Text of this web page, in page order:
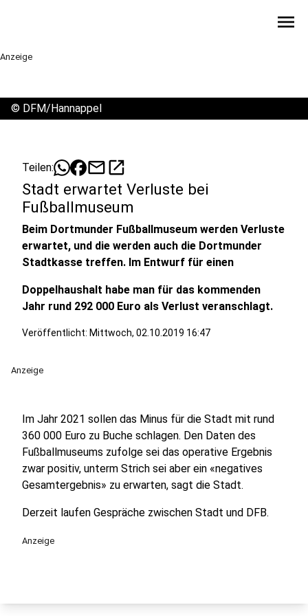
menu
Anzeige
© DFM/Hannappel
Teilen: mailopen_in_new
Stadt erwartet Verluste bei
Fußballmuseum
Beim Dortmunder Fußballmuseum werden Verluste
erwartet, und die werden auch die Dortmunder
Stadtkasse treffen. Im Entwurf für einen
Doppelhaushalt habe man für das kommenden
Jahr rund 292 000 Euro als Verlust veranschlagt.
Veröffentlicht: Mittwoch, 02.10.2019 16:47
Anzeige
Im Jahr 2021 sollen das Minus für die Stadt mit rund
360 000 Euro zu Buche schlagen. Den Daten des
Fußballmuseums zufolge sei das operative Ergebnis
zwar positiv, unterm Strich sei aber ein «negatives
Gesamtergebnis» zu erwarten, sagt die Stadt.
Derzeit laufen Gespräche zwischen Stadt und DFB.
Anzeige